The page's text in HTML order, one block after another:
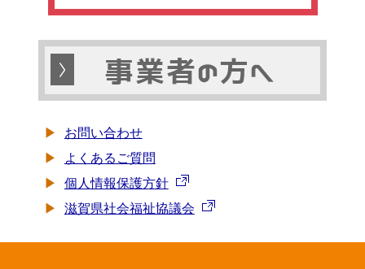
お問い合わせ
よくあるご質問
個人情報保護方針
滋賀県社会福祉協議会